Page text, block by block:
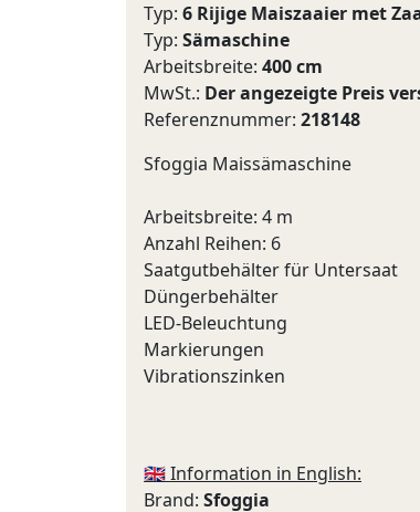
Typ: 6 Rijige Maiszaaier met
Typ: Sämaschine
Arbeitsbreite: 400 cm
MwSt.: Der angezeigte Preis
Referenznummer: 218148
Sfoggia Maissämaschine
Arbeitsbreite: 4 m
Anzahl Reihen: 6
Saatgutbehälter für Untersaat
Düngerbehälter
LED-Beleuchtung
Markierungen
Vibrationszinken
🇬🇧 Information in English:
Brand: Sfoggia